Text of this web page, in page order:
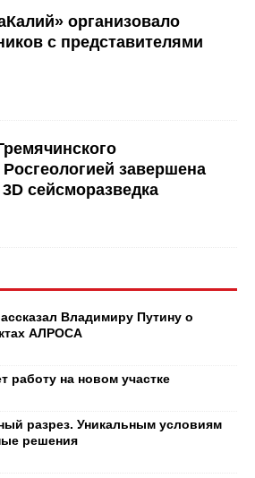
организовало
с представителями
завершена
сейсморазведка
Владимиру Путину о
АЛРОСА
работу на новом участке
разрез. Уникальным условиям
решения